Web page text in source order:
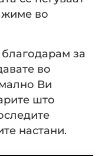
во
за
во
Ви
што
настани.